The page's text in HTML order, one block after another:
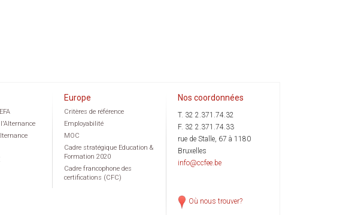
Europe
Critères de référence
Employabilité
MOC
Cadre stratégique Education &
Formation 2020
Cadre francophone des
certifications (CFC)
Nos coordonnées
T. 32 2.371.74.32
F. 32 2.371.74.33
rue de Stalle, 67 à 1180
Bruxelles
info@ccfee.be
Où nous trouver?